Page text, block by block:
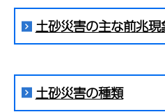
土砂災害の主な前兆現
土砂災害の種類